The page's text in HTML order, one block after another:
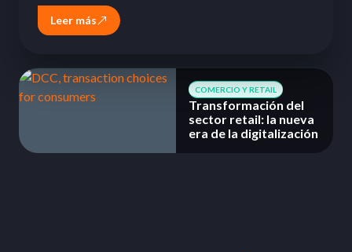
Leer más
COMERCIO Y RETAIL
Transformación del
sector retail: la nueva
era de la digitalización